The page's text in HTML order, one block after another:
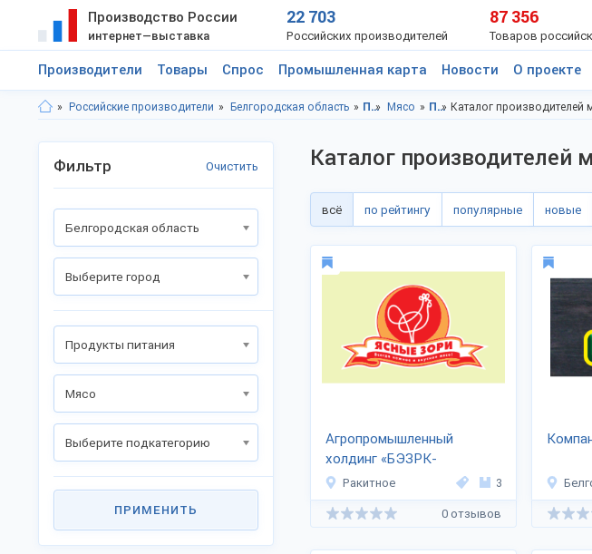
Производство России
интернет—выставка
22 703
Российских производителей
87 356
Товаров
Производители Товары Спрос Промышленная карта Новости О проекте
Российские производители Белгородская область Продукты питания Мясо Продукты питания, Белгородская область Каталог производителей
Каталог производителей
всё по рейтингу популярные новые
Агропромышленный
холдинг «БЭЗРК-
Белгранкорм»
Ракитное 3
0 отзывов
Фильтр Очистить
Белгородская область
Выберите город
Продукты питания
Мясо
Выберите подкатегорию
ПРИМЕНИТЬ